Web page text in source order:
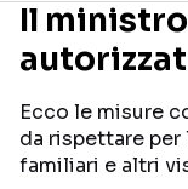
Il ministro
Ecco le misure
da rispettare per
familiari e altri